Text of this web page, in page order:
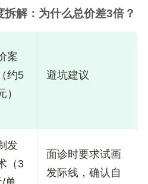
解：为什么总价差3倍？
案
约5
）
避坑建议
发
（3
面诊时要求试画
发际线，确认自